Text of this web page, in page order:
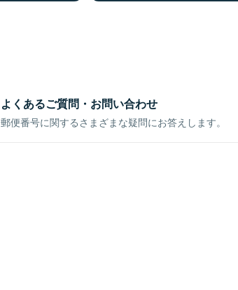
よくあるご質問・お問い合わせ
郵便番号に関するさまざまな疑問にお答えします。